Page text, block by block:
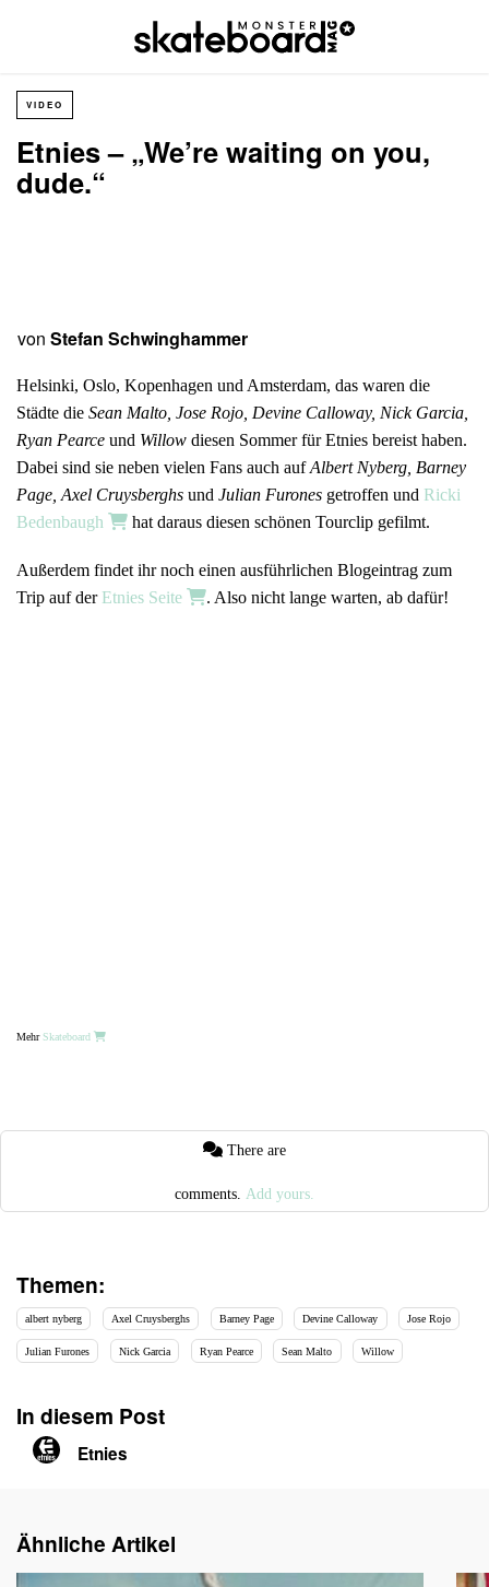
VIDEO
Etnies – „We’re waiting on you,
dude.“
von Stefan Schwinghammer
Helsinki, Oslo, Kopenhagen und Amsterdam, das waren die
Städte die Sean Malto, Jose Rojo, Devine Calloway, Nick Garcia,
Ryan Pearce und Willow diesen Sommer für Etnies bereist haben.
Dabei sind sie neben vielen Fans auch aufAlbert Nyberg, Barney
Page, Axel Cruysberghs und Julian Furones getroffen und Ricki
Bedenbaugh
hat daraus diesen schönen Tourclip gefilmt.
Außerdem findet ihr noch einen ausführlichen Blogeintrag zum
Trip auf der Etnies Seite . Also nicht lange warten, ab dafür!
MehrSkateboard
comments. Add yours.
Themen:
albert nyberg Axel Cruysberghs Barney Page Devine Calloway Jose Rojo
Julian Furones Nick Garcia Ryan Pearce Sean Malto Willow
In diesem Post
Etnies
Ähnliche Artikel